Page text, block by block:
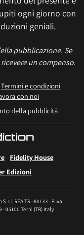
ogni giorno con
geniali.
pubblicazione. Se
un compenso.
Termini e condizioni
con noi
della pubblicità
Fidelity House
Edizioni
REA TR - 80133 - P.iva:
05100 Terni (TR) Italy